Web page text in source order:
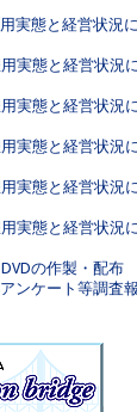
実態と経営状況
実態と経営状況
実態と経営状況
実態と経営状況
実態と経営状況
実態と経営状況
の作製・配布
ンケート等調査